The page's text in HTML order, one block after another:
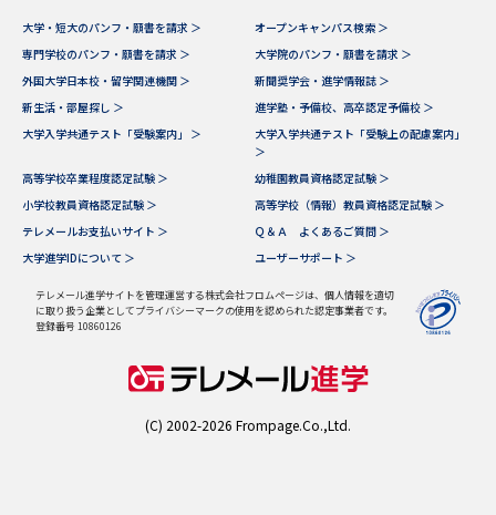
大学・短大のパンフ・願書を請求 ＞
オープンキャンパス検索 ＞
専門学校のパンフ・願書を請求 ＞
大学院のパンフ・願書を請求 ＞
外国大学日本校・留学関連機関 ＞
新聞奨学会・進学情報誌 ＞
新生活・部屋探し ＞
進学塾・予備校、高卒認定予備校 ＞
大学入学共通テスト「受験案内」 ＞
大学入学共通テスト「受験上の配慮案内」
＞
高等学校卒業程度認定試験 ＞
幼稚園教員資格認定試験 ＞
小学校教員資格認定試験 ＞
高等学校（情報）教員資格認定試験 ＞
テレメールお支払いサイト ＞
Ｑ＆Ａ よくあるご質問 ＞
大学進学IDについて ＞
ユーザーサポート ＞
テレメール進学サイトを管理運営する株式会社フロムページは、個人情報を適切
に取り扱う企業としてプライバシーマークの使用を認められた認定事業者です。
登録番号 10860126
(C) 2002-2026 Frompage.Co.,Ltd.